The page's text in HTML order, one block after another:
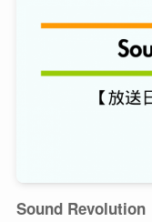
Sound Revolution